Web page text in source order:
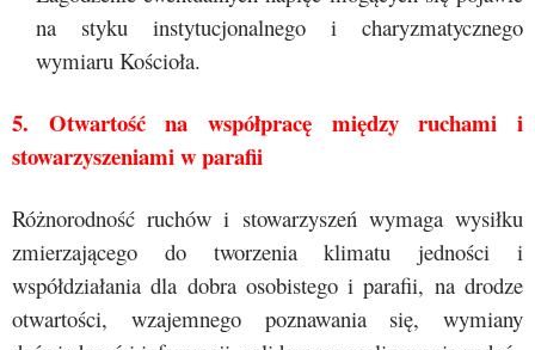
na styku instytucjonalnego i charyzmatycznego
wymiaru Kościoła.
5. Otwartość na współpracę między ruchami i
stowarzyszeniami w parafii
Różnorodność ruchów i stowarzyszeń wymaga wysiłku
zmierzającego do tworzenia klimatu jedności i
współdziałania dla dobra osobistego i parafii, na drodze
otwartości, wzajemnego poznawania się, wymiany